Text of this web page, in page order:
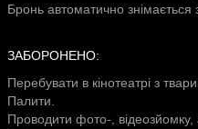
Бронь автоматично знімається
ЗАБОРОНЕНО:
Перебувати в кінотеатрі з
Палити.
Проводити фото-, відеозйомку,